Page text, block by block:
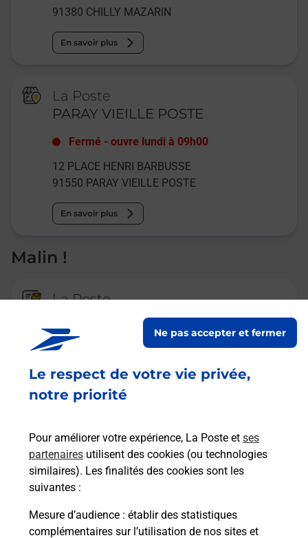
Le respect de votre vie privée,
notre priorité
Pour améliorer votre expérience, La Poste et ses
partenaires utilisent des cookies (ou technologies
similaires). Les finalités des cookies sont les
suivantes :
Mesure d’audience : établir des statistiques
complémentaires sur l’utilisation de nos sites et
Ne pas accepter et fermer
91380 CHILLY MAZARIN
En savoir plus
La Poste
PARAY VIEILLE POSTE
Fermé -ouvre lundi à 09h00
12 PLACE HENRI BARBUSSE
91550 PARAY VIEILLE POSTE
En savoir plus
Malin !
La Poste
En savoir plus
Recherchez un autre point de contact